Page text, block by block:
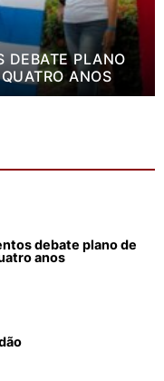
DEBATE PLANO
ANOS
debate plano de
anos